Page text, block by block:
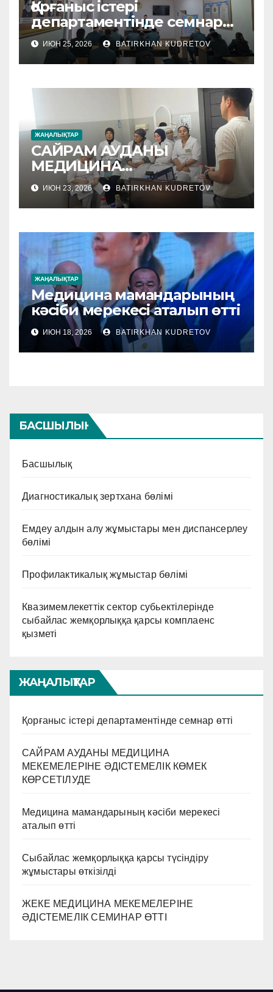
Қорғаныс істері
департаментінде семнар
өтті
ИЮН 25, 2026 BATIRKHAN KUDRETOV
ЖАҢАЛЫҚТАР
САЙРАМ АУДАНЫ
МЕДИЦИНА
МЕКЕМЕЛЕРІНЕ
ӘДІСТЕМЕЛІК КӨМЕК
КӨРСЕТІЛУДЕ
ИЮН 23, 2026 BATIRKHAN KUDRETOV
ЖАҢАЛЫҚТАР
Медицина мамандарының
кәсіби мерекесі аталып өтті
ИЮН 18, 2026 BATIRKHAN KUDRETOV
БАСШЫЛЫҚ
Басшылық
Диагностикалық зертхана бөлімі
Емдеу алдын алу жұмыстары мен диспансерлеу
бөлімі
Профилактикалық жұмыстар бөлімі
Квазимемлекеттік сектор субьектілерінде
сыбайлас жемқорлыққа қарсы комплаенс
қызметі
ЖАҢАЛЫҚТАР
Қорғаныс істері департаментінде семнар өтті
САЙРАМ АУДАНЫ МЕДИЦИНА
МЕКЕМЕЛЕРІНЕ ӘДІСТЕМЕЛІК КӨМЕК
КӨРСЕТІЛУДЕ
Медицина мамандарының кәсіби мерекесі
аталып өтті
Сыбайлас жемқорлыққа қарсы түсіндіру
жұмыстары өткізілді
ЖЕКЕ МЕДИЦИНА МЕКЕМЕЛЕРІНЕ
ӘДІСТЕМЕЛІК СЕМИНАР ӨТТІ